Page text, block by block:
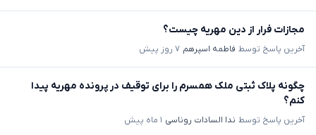
مجازات فرار از دین مهریه چیست؟
آخرین پاسخ توسط فاطمه اسپرهم ۷ روز پیش
چگونه پلاک ثبتی ملک همسرم را برای توقیف در پرونده مهریه پیدا
کنم؟
آخرین پاسخ توسط ندا السادات روناسی ۱ ماه پیش